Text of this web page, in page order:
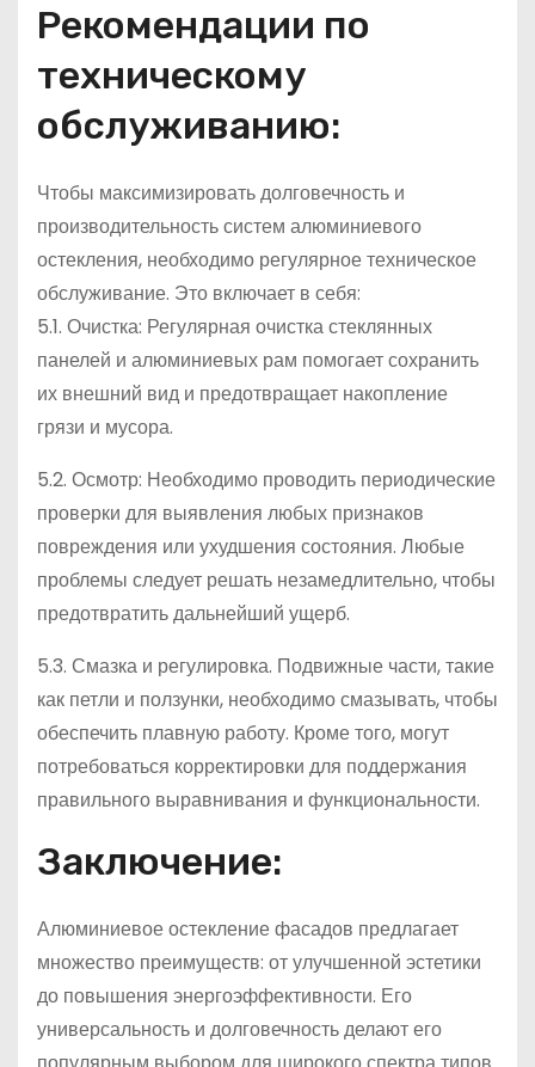
Рекомендации по
техническому
обслуживанию:
Чтобы максимизировать долговечность и
производительность систем алюминиевого
остекления, необходимо регулярное техническое
обслуживание. Это включает в себя:
5.1. Очистка: Регулярная очистка стеклянных
панелей и алюминиевых рам помогает сохранить
их внешний вид и предотвращает накопление
грязи и мусора.
5.2. Осмотр: Необходимо проводить периодические
проверки для выявления любых признаков
повреждения или ухудшения состояния. Любые
проблемы следует решать незамедлительно, чтобы
предотвратить дальнейший ущерб.
5.3. Смазка и регулировка. Подвижные части, такие
как петли и ползунки, необходимо смазывать, чтобы
обеспечить плавную работу. Кроме того, могут
потребоваться корректировки для поддержания
правильного выравнивания и функциональности.
Заключение:
Алюминиевое остекление фасадов предлагает
множество преимуществ: от улучшенной эстетики
до повышения энергоэффективности. Его
универсальность и долговечность делают его